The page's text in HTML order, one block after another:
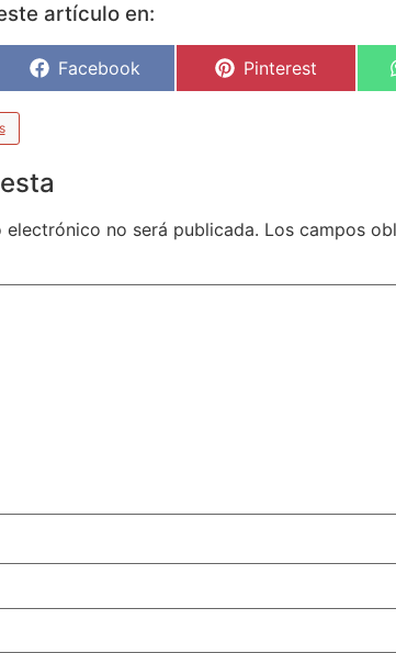
artículo en:
Facebook Pinterest
no será publicada. Los campos